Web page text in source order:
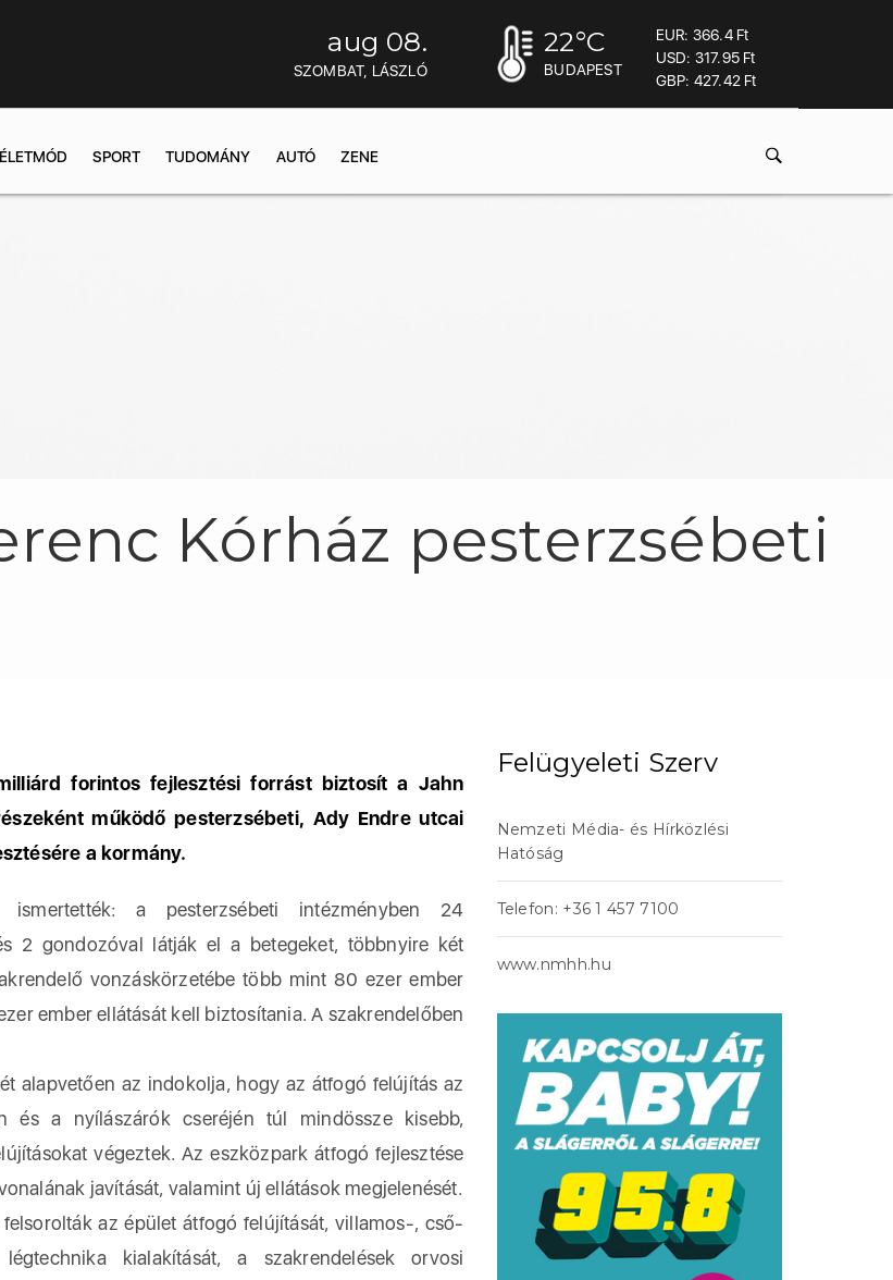
aug 08.
SZOMBAT, LÁSZLÓ
22°C
BUDAPEST
EUR: 366.4 Ft
USD: 317.95 Ft
GBP: 427.42 Ft
ÉLETMÓD SPORT TUDOMÁNY AUTÓ ZENE
Kórház pesterzsébeti
forintos fejlesztési forrást biztosít a Jahn
működő pesterzsébeti, Ady Endre utcai
a kormány.
ismertették: a pesterzsébeti intézményben 24
2 gondozóval látják el a betegeket, többnyire két
vonzáskörzetébe több mint 80 ezer ember
ember ellátását kell biztosítania. A szakrendelőben
alapvetően az indokolja, hogy az átfogó felújítás az
és a nyílászárók cseréjén túl mindössze kisebb,
végeztek. Az eszközpark átfogó fejlesztése
javítását, valamint új ellátások megjelenését.
az épület átfogó felújítását, villamos-, cső-
kialakítását, a szakrendelések orvosi
Felügyeleti Szerv
Nemzeti Média- és Hírközlési
Hatóság
Telefon: +36 1 457 7100
www.nmhh.hu